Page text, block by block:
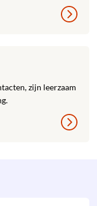
zijn leerzaam